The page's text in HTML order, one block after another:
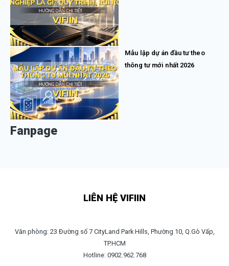
Mẫu lập dự án đầu tư theo
thông tư mới nhất 2026
Fanpage
LIÊN HỆ VIFIIN
Văn phòng: 23 Đường số 7 CityLand Park Hills, Phường 10, Q.Gò Vấp,
TP.HCM
Hotline: 0902.962.768